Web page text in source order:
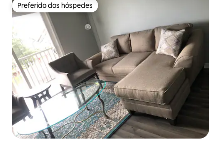
Preferido dos hóspedes
Preferido dos hóspedes